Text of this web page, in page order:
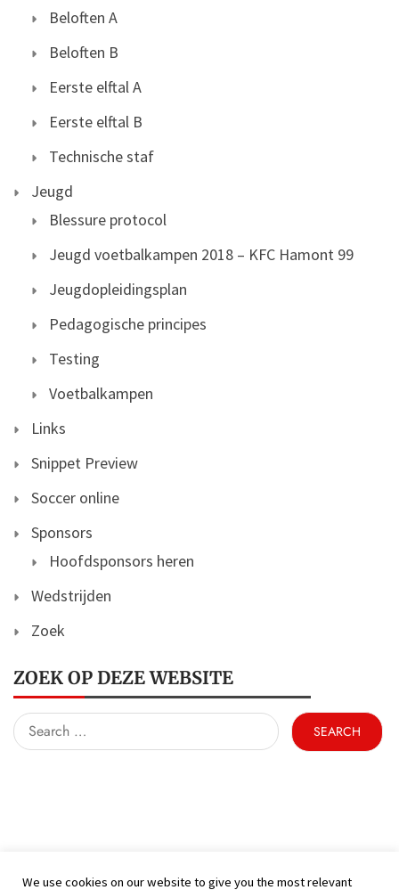
Beloften A
Beloften B
Eerste elftal A
Eerste elftal B
Technische staf
Jeugd
Blessure protocol
Jeugd voetbalkampen 2018 – KFC Hamont 99
Jeugdopleidingsplan
Pedagogische principes
Testing
Voetbalkampen
Links
Snippet Preview
Soccer online
Sponsors
Hoofdsponsors heren
Wedstrijden
Zoek
ZOEK OP DEZE WEBSITE
Search
for:
We use cookies on our website to give you the most relevant